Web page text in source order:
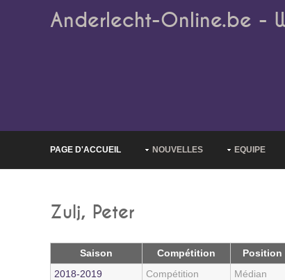
Anderlecht-Online.be -
PAGE D'ACCUEIL NOUVELLES EQUIPE
Zulj, Peter
Saison Compétition Position
2018‑2019
Compétition Médian